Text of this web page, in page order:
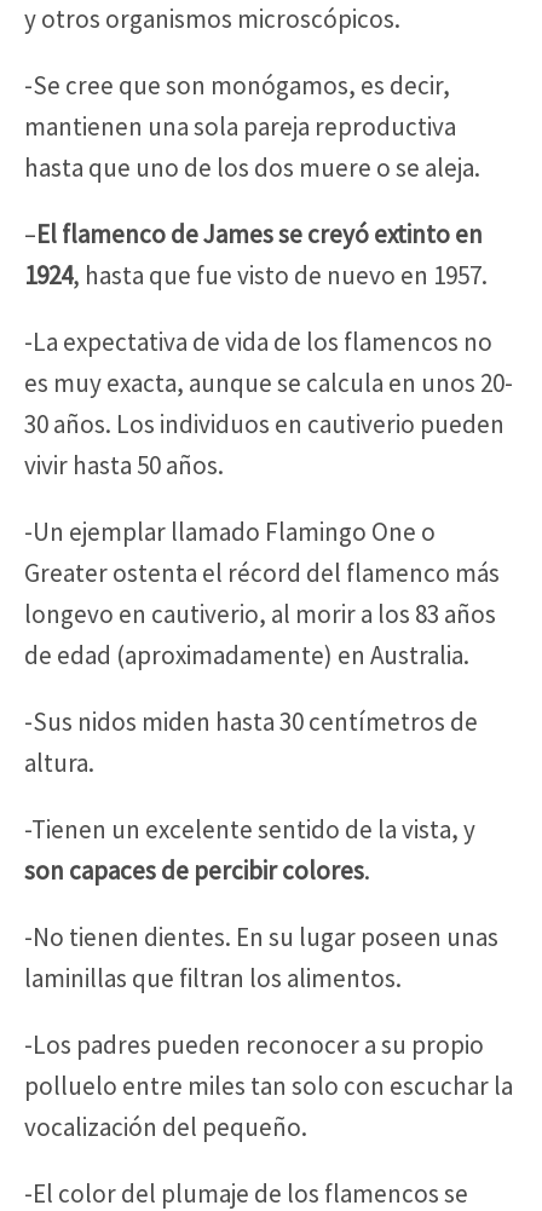
y otros organismos microscópicos.
-Se cree que son monógamos, es decir,
mantienen una sola pareja reproductiva
hasta que uno de los dos muere o se aleja.
–El flamenco de James se creyó extinto en
1924, hasta que fue visto de nuevo en 1957.
-La expectativa de vida de los flamencos no
es muy exacta, aunque se calcula en unos 20-
30 años. Los individuos en cautiverio pueden
vivir hasta 50 años.
-Un ejemplar llamado Flamingo One o
Greater ostenta el récord del flamenco más
longevo en cautiverio, al morir a los 83 años
de edad (aproximadamente) en Australia.
-Sus nidos miden hasta 30 centímetros de
altura.
-Tienen un excelente sentido de la vista, y
son capaces de percibir colores.
-No tienen dientes. En su lugar poseen unas
laminillas que filtran los alimentos.
-Los padres pueden reconocer a su propio
polluelo entre miles tan solo con escuchar la
vocalización del pequeño.
-El color del plumaje de los flamencos se